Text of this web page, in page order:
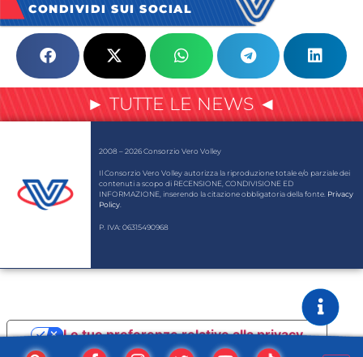
CONDIVIDI SUI SOCIAL
► TUTTE LE NEWS ◄
2008 – 2026 Consorzio Vero Volley
Il Consorzio Vero Volley autorizza la riproduzione totale e/o parziale dei
contenuti a scopo di RECENSIONE, CONDIVISIONE ED
INFORMAZIONE, inserendo la citazione obbligatoria della fonte. Privacy
Policy.
P. IVA: 06315490968
Le tue preferenze relative alla privacy